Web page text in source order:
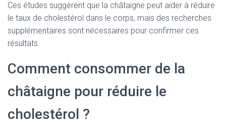
Ces études suggèrent que la châtaigne peut aider à réduire
le taux de cholestérol dans le corps, mais des recherches
supplémentaires sont nécessaires pour confirmer ces
résultats.
Comment consommer de la
châtaigne pour réduire le
cholestérol ?